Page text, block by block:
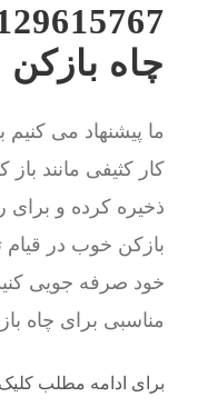
چاه بازکن
ما پیشنهاد می
کار کثیفی مانند باز
ذخیره کرده و
بازکن خوب در قیام
خود صرفه جویی
مناسبی برای چاه
برای ادامه مطلب کلیک